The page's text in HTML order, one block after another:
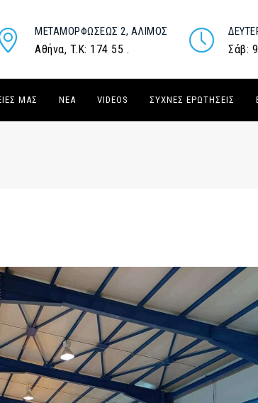
ΜΕΤΑΜΟΡΦΏΣΕΩΣ 2, ΆΛΙΜΟΣ
Αθήνα, T.K: 174 55 . Σάβ:
ΜΑΣ ΝΈΑ VIDEOS ΣΥΧΝΈΣ ΕΡΩΤΉΣΕΙΣ